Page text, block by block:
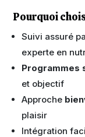
Pourquoi
Suivi assuré
experte en
Programmes
et objectif
Approche
plaisir
Intégration